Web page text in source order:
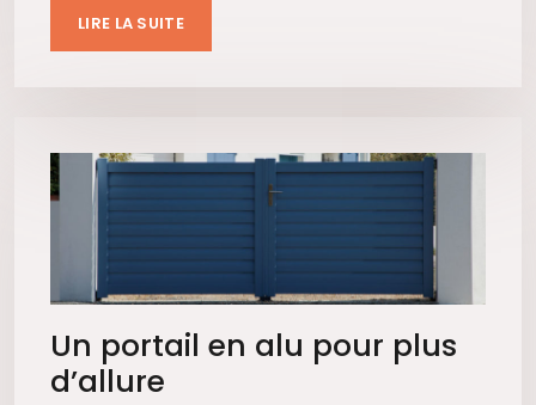
LIRE LA SUITE
Un portail en alu pour plus
d’allure